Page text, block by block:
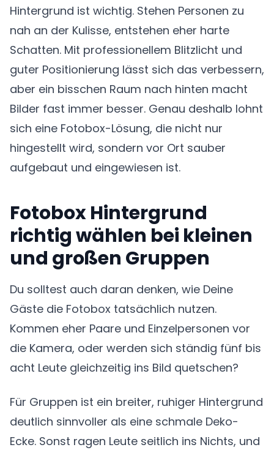
Hintergrund ist wichtig. Stehen Personen zu
nah an der Kulisse, entstehen eher harte
Schatten. Mit professionellem Blitzlicht und
guter Positionierung lässt sich das verbessern,
aber ein bisschen Raum nach hinten macht
Bilder fast immer besser. Genau deshalb lohnt
sich eine Fotobox-Lösung, die nicht nur
hingestellt wird, sondern vor Ort sauber
aufgebaut und eingewiesen ist.
Fotobox Hintergrund
richtig wählen bei kleinen
und großen Gruppen
Du solltest auch daran denken, wie Deine
Gäste die Fotobox tatsächlich nutzen.
Kommen eher Paare und Einzelpersonen vor
die Kamera, oder werden sich ständig fünf bis
acht Leute gleichzeitig ins Bild quetschen?
Für Gruppen ist ein breiter, ruhiger Hintergrund
deutlich sinnvoller als eine schmale Deko-
Ecke. Sonst ragen Leute seitlich ins Nichts, und